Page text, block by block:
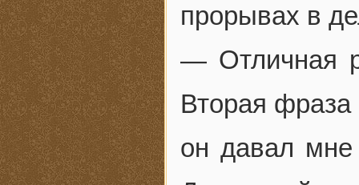
прорывах в
— Отличная
Вторая
он давал мне